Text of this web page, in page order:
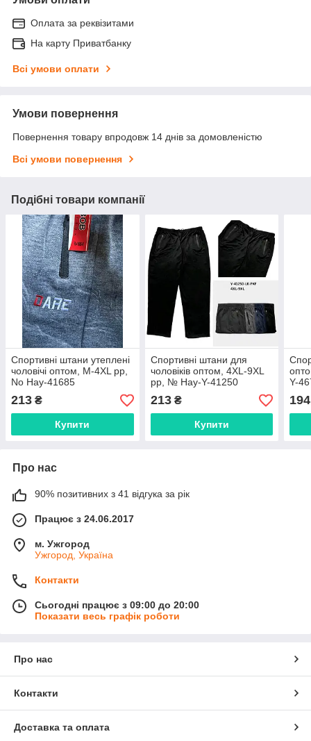
Оплата за реквізитами
На карту Приватбанку
Всі умови оплати
Умови повернення
Повернення товару впродовж 14 днів за домовленістю
Всі умови повернення
Подібні товари компанії
Спортивні штани утеплені
чоловічі оптом, M-4XL рр,
No Hay-41685
213 ₴
Купити
Спортивні штани для
чоловіків оптом, 4XL-9XL
рр, № Hay-Y-41250
213₴
Купити
Y-
194
Про нас
90% позитивних з 41 відгука за рік
Працює з 24.06.2017
м. Ужгород
Ужгород, Україна
Контакти
Сьогодні працює з 09:00 до 20:00
Показати весь графік роботи
Про нас
Контакти
Доставка та оплата